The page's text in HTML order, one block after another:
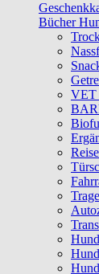
Bücher
VET